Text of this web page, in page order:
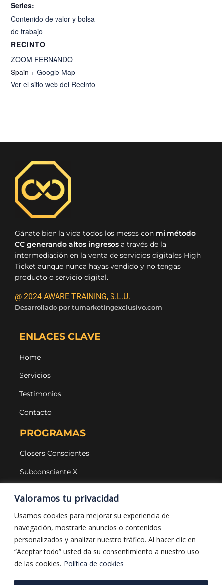
Valoramos tu privacidad
Usamos cookies para mejorar su experiencia de
navegación, mostrarle anuncios o contenidos
personalizados y analizar nuestro tráfico. Al hacer clic en
“Aceptar todo” usted da su consentimiento a nuestro uso
de las cookies. Política de cookies
Series:
Contenido de valor y bolsa
de trabajo
RECINTO
ZOOM FERNANDO
Spain + Google Map
Ver el sitio web del Recinto
Gánate bien la vida todos los meses con mi método
CC generando altos ingresos a través de la
intermediación en la venta de servicios digitales High
Ticket aunque nunca hayas vendido y no tengas
producto o servicio digital.
@ 2024 AWARE TRAINING, S.L.U.
Desarrollado por tumarketingexclusivo.com
ENLACES CLAVE
Home
Servicios
Testimonios
Contacto
PROGRAMAS
Closers Conscientes
Subconsciente X
LEGAL Y PROTECCIÓN
Aviso legal
Política de privacidad
Política de cookies